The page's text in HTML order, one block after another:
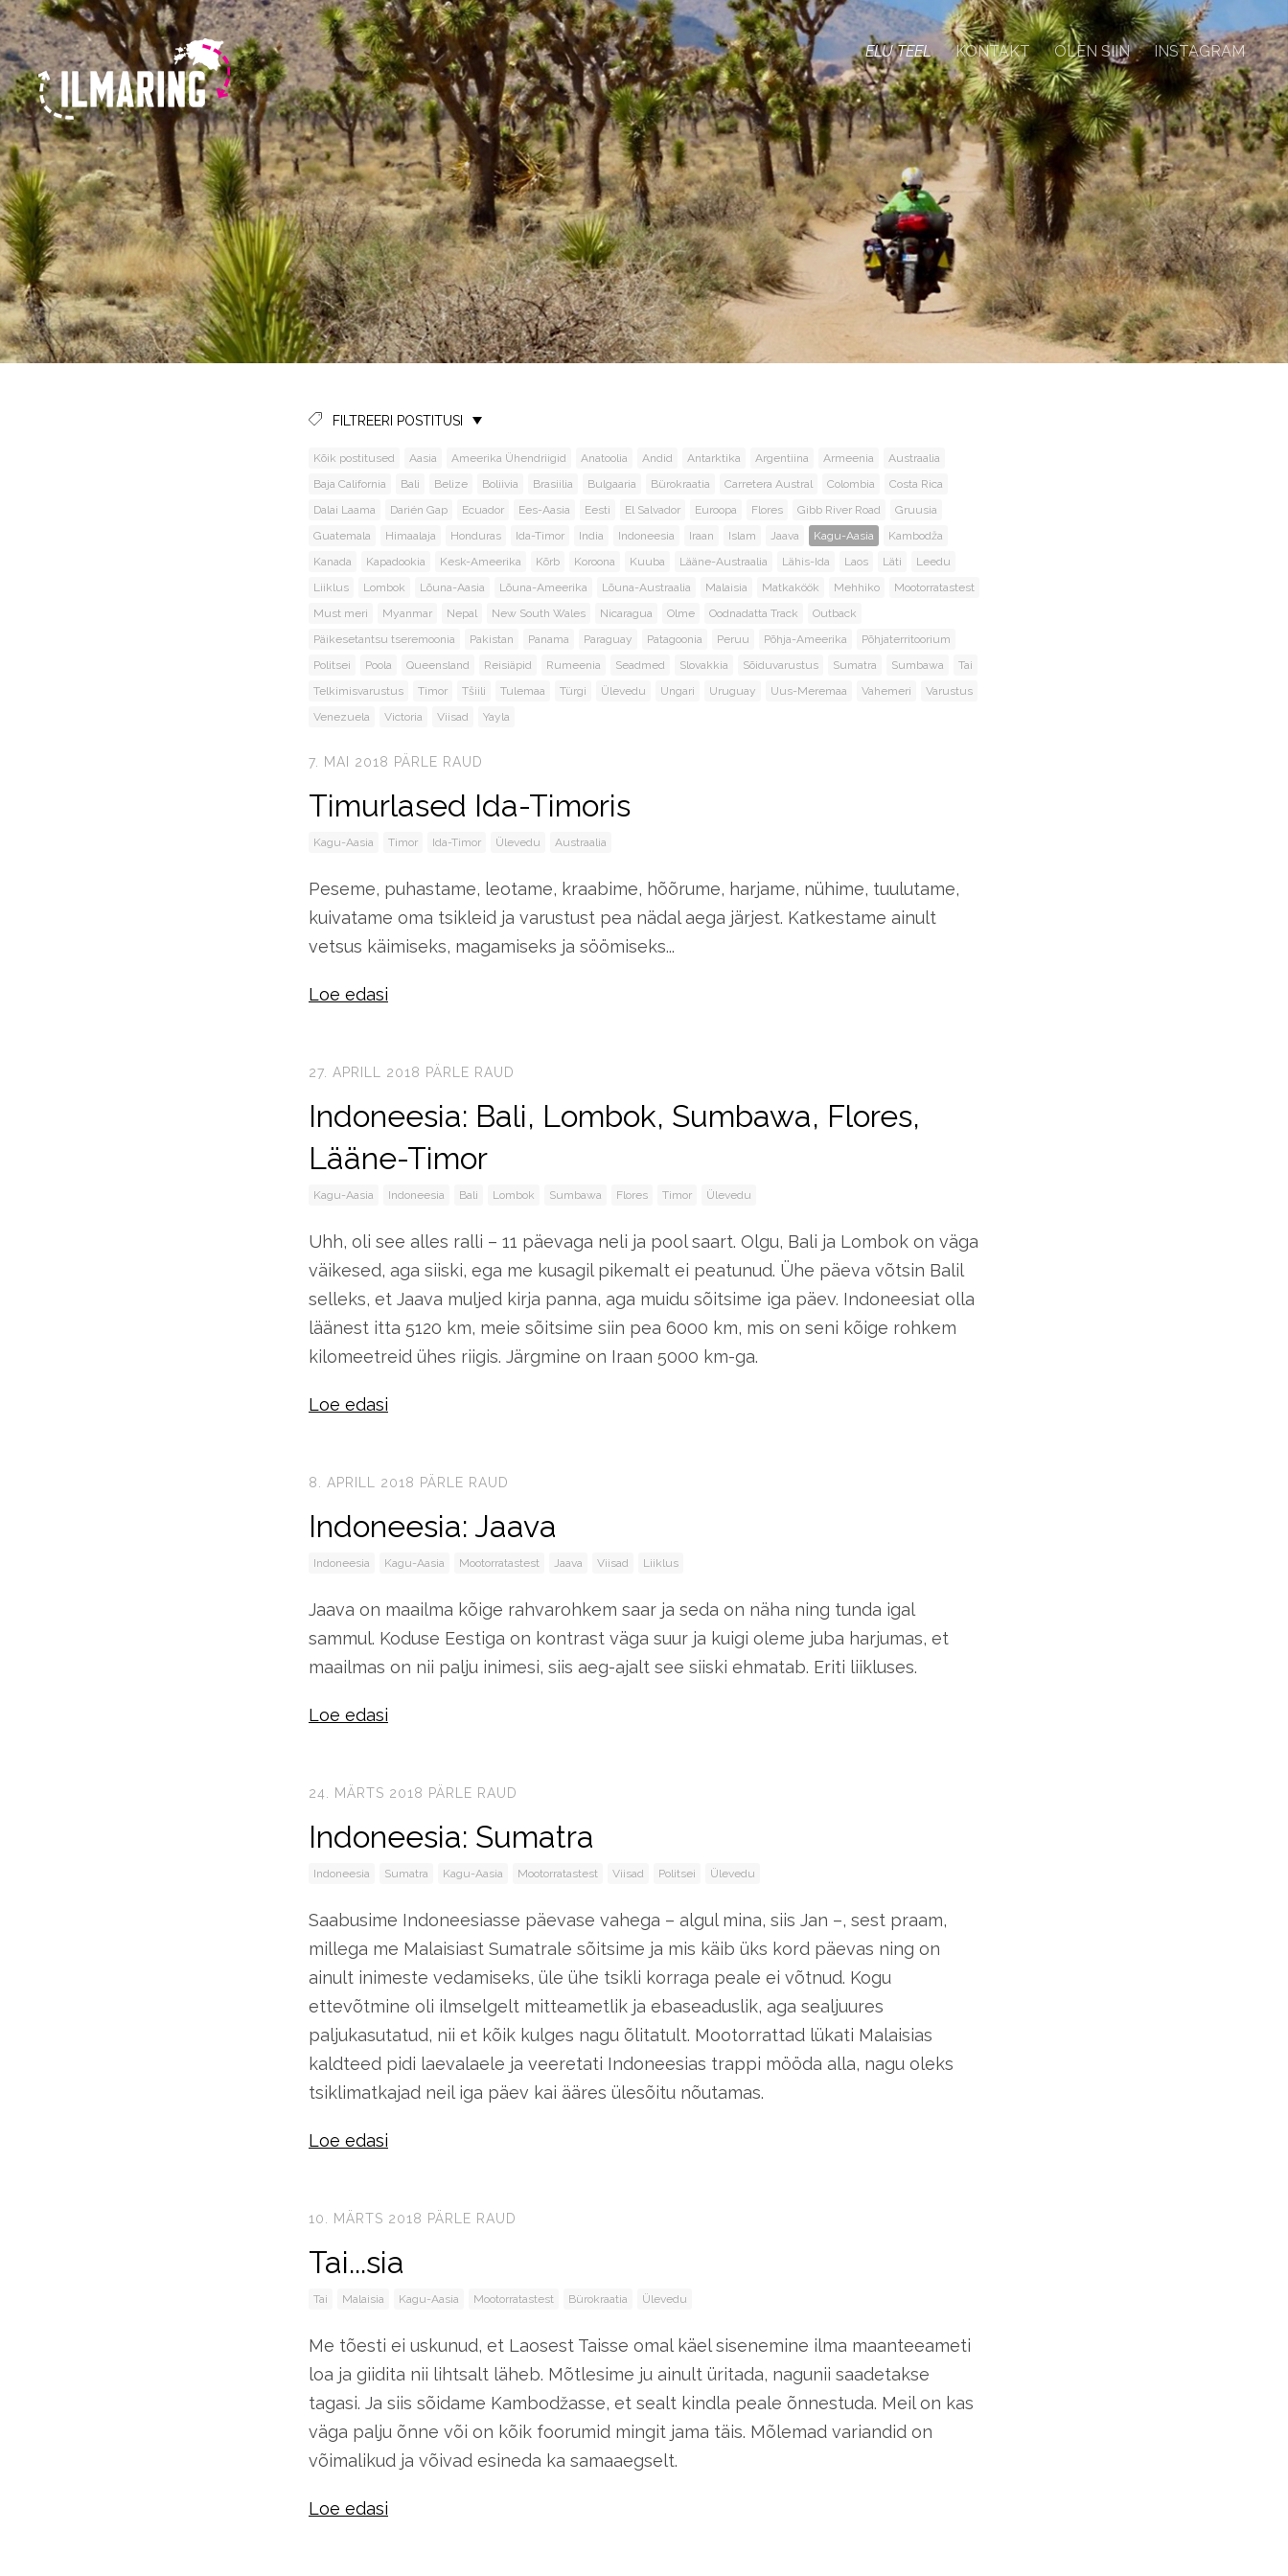
ELU TEEL KONTAKT OLEN SIIN INSTAGRAM
FILTREERI POSTITUSI
Kõik postitused Aasia Ameerika Ühendriigid Anatoolia Andid Antarktika Argentiina Armeenia
Austraalia
Baja California
Bali Belize Boliivia Brasiilia Bulgaaria Bürokraatia Carretera Austral Colombia
Costa Rica
Dalai Laama
Darién Gap Ecuador Ees-Aasia Eesti El Salvador Euroopa Flores Gibb River Road
Gruusia
Guatemala
Himaalaja Honduras Ida-Timor India Indoneesia Iraan Islam Jaava Kagu-Aasia
Kambodža
Kanada
Kapadookia Kesk-Ameerika Kõrb Koroona Kuuba Lääne-Austraalia Lähis-Ida Laos Läti
Leedu
Liiklus
Lombok Lõuna-Aasia Lõuna-Ameerika Lõuna-Austraalia Malaisia Matkaköök Mehhiko
Mootorratastest
Must meri
Myanmar Nepal New South Wales Nicaragua Olme Oodnadatta Track
Outback
Päikesetantsu tseremoonia
Pakistan Panama Paraguay Patagoonia Peruu Põhja-Ameerika
Põhjaterritoorium
Politsei
Poola Queensland Reisiäpid Rumeenia Seadmed Slovakkia Sõiduvarustus Sumatra Sumbawa
Tai
Telkimisvarustus
Timor Tšiili Tulemaa Türgi Ülevedu Ungari Uruguay Uus-Meremaa Vahemeri
Varustus
Venezuela
Victoria Viisad Yayla
7. MAI 2018 PÄRLE RAUD
Timurlased Ida-Timoris
Kagu-Aasia Timor Ida-Timor Ülevedu Austraalia
Peseme, puhastame, leotame, kraabime, hõõrume, harjame, nühime, tuulutame,
kuivatame oma tsikleid ja varustust pea nädal aega järjest. Katkestame ainult
vetsus käimiseks, magamiseks ja söömiseks...
Loe edasi
27. APRILL 2018 PÄRLE RAUD
Indoneesia: Bali, Lombok, Sumbawa, Flores,
Lääne-Timor
Kagu-Aasia Indoneesia Bali Lombok Sumbawa Flores Timor Ülevedu
Uhh, oli see alles ralli – 11 päevaga neli ja pool saart. Olgu, Bali ja Lombok on väga
väikesed, aga siiski, ega me kusagil pikemalt ei peatunud. Ühe päeva võtsin Balil
selleks, et Jaava muljed kirja panna, aga muidu sõitsime iga päev. Indoneesiat olla
läänest itta 5120 km, meie sõitsime siin pea 6000 km, mis on seni kõige rohkem
kilomeetreid ühes riigis. Järgmine on Iraan 5000 km-ga.
Loe edasi
8. APRILL 2018 PÄRLE RAUD
Indoneesia: Jaava
Indoneesia Kagu-Aasia Mootorratastest Jaava Viisad Liiklus
Jaava on maailma kõige rahvarohkem saar ja seda on näha ning tunda igal
sammul. Koduse Eestiga on kontrast väga suur ja kuigi oleme juba harjumas, et
maailmas on nii palju inimesi, siis aeg-ajalt see siiski ehmatab. Eriti liikluses.
Loe edasi
24. MÄRTS 2018 PÄRLE RAUD
Indoneesia: Sumatra
Indoneesia Sumatra Kagu-Aasia Mootorratastest Viisad Politsei Ülevedu
Saabusime Indoneesiasse päevase vahega – algul mina, siis Jan –, sest praam,
millega me Malaisiast Sumatrale sõitsime ja mis käib üks kord päevas ning on
ainult inimeste vedamiseks, üle ühe tsikli korraga peale ei võtnud. Kogu
ettevõtmine oli ilmselgelt mitteametlik ja ebaseaduslik, aga sealjuures
paljukasutatud, nii et kõik kulges nagu õlitatult. Mootorrattad lükati Malaisias
kaldteed pidi laevalaele ja veeretati Indoneesias trappi mööda alla, nagu oleks
tsiklimatkajad neil iga päev kai ääres ülesõitu nõutamas.
Loe edasi
10. MÄRTS 2018 PÄRLE RAUD
Tai...sia
Tai Malaisia Kagu-Aasia Mootorratastest Bürokraatia Ülevedu
Me tõesti ei uskunud, et Laosest Taisse omal käel sisenemine ilma maanteeameti
loa ja giidita nii lihtsalt läheb. Mõtlesime ju ainult üritada, nagunii saadetakse
tagasi. Ja siis sõidame Kambodžasse, et sealt kindla peale õnnestuda. Meil on kas
väga palju õnne või on kõik foorumid mingit jama täis. Mõlemad variandid on
võimalikud ja võivad esineda ka samaaegselt.
Loe edasi